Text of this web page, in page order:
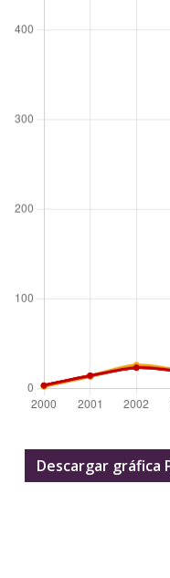
Descargar gráfica